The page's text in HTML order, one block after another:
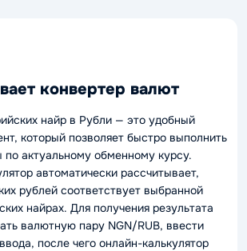
конвертер валют
найр в Рубли — это удобный
который позволяет быстро выполнить
по актуальному обменному курсу.
автоматически рассчитывает,
рублей соответствует выбранной
найрах. Для получения результата
валютную пару NGN/RUB, ввести
после чего онлайн-калькулятор